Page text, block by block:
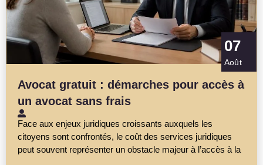
07
Août
Avocat gratuit : démarches pour accès à
un avocat sans frais
Face aux enjeux juridiques croissants auxquels les
citoyens sont confrontés, le coût des services juridiques
peut souvent représenter un obstacle majeur à l’accès à la